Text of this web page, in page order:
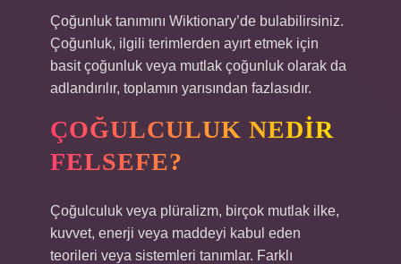
Çoğunluk tanımını Wiktionary’de bulabilirsiniz.
Çoğunluk, ilgili terimlerden ayırt etmek için
basit çoğunluk veya mutlak çoğunluk olarak da
adlandırılır, toplamın yarısından fazlasıdır.
ÇOĞULCULUK NEDIR
FELSEFE?
Çoğulculuk veya plüralizm, birçok mutlak ilke,
kuvvet, enerji veya maddeyi kabul eden
teorileri veya sistemleri tanımlar. Farklı